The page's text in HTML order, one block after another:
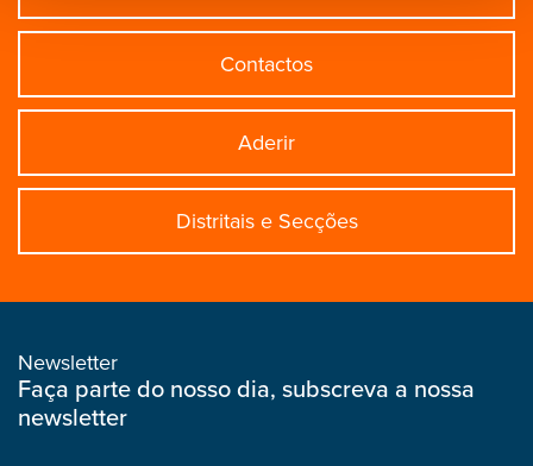
Contactos
Aderir
Distritais e Secções
Newsletter
Faça parte do nosso dia, subscreva a nossa
newsletter